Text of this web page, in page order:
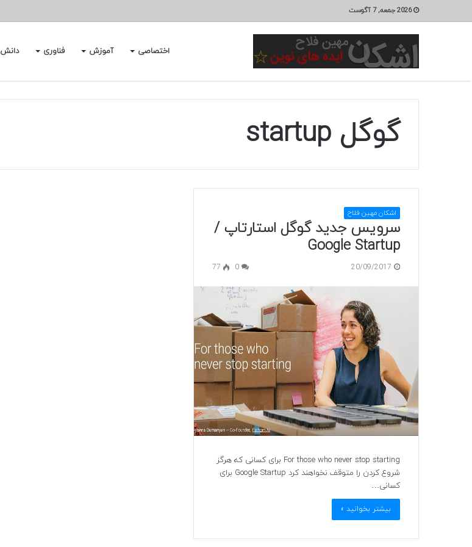
2026 جمعه, 7 آگوست
اختصاصی آموزش فناوری دانش
گوگل startup
اشکان مهین فلاح
سرویس جدید گوگل استارتاپ /
Google Startup
20/09/2017
0
77
For those who never stop starting برای کسانی که هرگز
شروع کردن را متوقف نخواهند کرد Google Startup برای
کسانی…
بیشتر بخوانید »